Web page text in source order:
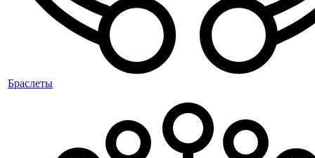
Браслеты